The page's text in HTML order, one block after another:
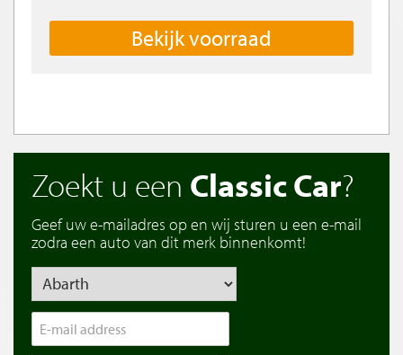
Bekijk voorraad
Zoekt u een Classic Car?
Geef uw e-mailadres op en wij sturen u een e-mail
zodra een auto van dit merk binnenkomt!